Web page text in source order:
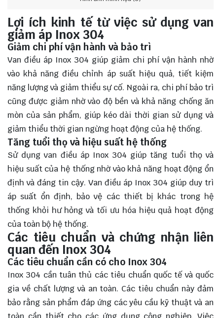
Lợi ích kinh tế từ việc sử dụng van
giảm áp Inox 304
Giảm chi phí vận hành và bảo trì
Van điều áp Inox 304 giúp giảm chi phí vận hành nhờ
vào khả năng điều chỉnh áp suất hiệu quả, tiết kiệm
năng lượng và giảm thiểu sự cố. Ngoài ra, chi phí bảo trì
cũng được giảm nhờ vào độ bền và khả năng chống ăn
mòn của sản phẩm, giúp kéo dài thời gian sử dụng và
giảm thiểu thời gian ngừng hoạt động của hệ thống.
Tăng tuổi thọ và hiệu suất hệ thống
Sử dụng van điều áp Inox 304 giúp tăng tuổi thọ và
hiệu suất của hệ thống nhờ vào khả năng hoạt động ổn
định và đáng tin cậy. Van điều áp Inox 304 giúp duy trì
áp suất ổn định, bảo vệ các thiết bị khác trong hệ
thống khỏi hư hỏng và tối ưu hóa hiệu quả hoạt động
của toàn bộ hệ thống.
Các tiêu chuẩn và chứng nhận liên
quan đến Inox 304
Các tiêu chuẩn cần có cho Inox 304
Inox 304 cần tuân thủ các tiêu chuẩn quốc tế và quốc
gia về chất lượng và an toàn. Các tiêu chuẩn này đảm
bảo rằng sản phẩm đáp ứng các yêu cầu kỹ thuật và an